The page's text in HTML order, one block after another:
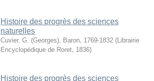
Histoire des progrès des sciences
naturelles
Cuvier, G. (Georges), Baron, 1769-1832 ( Librairie
Encyclopédique de Roret 1836)
Histoire des progrès des sciences